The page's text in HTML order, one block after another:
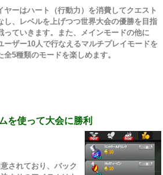
ヤーはハート（行動力）を消費してクエスト
し、レベルを上げつつ世界大会の優勝を目指
っていきます。また、メインモードの他に
ーザー10人で行なえるマルチプレイモードを
全5種類のモードを楽しめます。
を使って大会に勝利
されており、バック